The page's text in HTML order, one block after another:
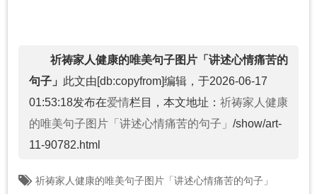
祈祷家人健康的唯美句子图片「讲述心情痛苦的
句子」 此文由[db:copyfrom]编辑，于2026-06-17
01:53:18发布在爱情栏目，本文地址： 祈祷家人健康
的唯美句子图片「讲述心情痛苦的句子」 /show/art-
11-90782.html
祈祷家人健康的唯美句子图片「讲述心情痛苦的句子」